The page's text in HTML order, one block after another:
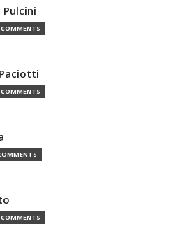
COMMENTS
COMMENTS
COMMENTS